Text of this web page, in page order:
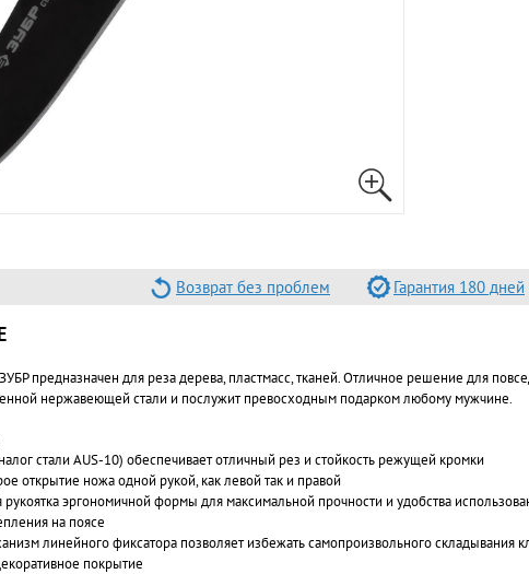
Возврат без проблем Гарантия 180 дней
предназначен для реза дерева, пластмасс, тканей. Отличное решение для
нержавеющей стали и послужит превосходным подарком любому мужчине.
стали AUS-10) обеспечивает отличный рез и стойкость режущей кромки
открытие ножа одной рукой, как левой так и правой
рукоятка эргономичной формы для максимальной прочности и удобства
на поясе
линейного фиксатора позволяет избежать самопроизвольного складывания
покрытие